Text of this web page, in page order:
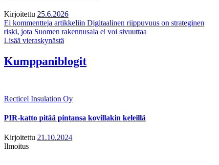
Kirjoitettu 25.6.2026
Ei kommentteja artikkeliin Digitaalinen riippuvuus on strateginen
riski, jota Suomen rakennusala ei voi sivuuttaa
Lisää vieraskynästä
Kumppaniblogit
Recticel Insulation Oy
PIR-katto pitää pintansa kovillakin keleillä
Kirjoitettu 21.10.2024
Ilmoitus